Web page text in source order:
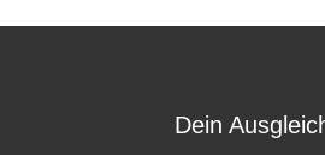
Dein